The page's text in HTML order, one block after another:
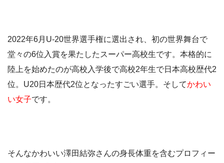
2022年6月U-20世界選手権に選出され、初の世界舞台で
堂々の6位入賞を果たしたスーパー高校生です。本格的に
陸上を始めたのが高校入学後で高校2年生で日本高校歴代2
位。U20日本歴代2位となったすごい選手。そしてかわい
い女子です。
そんなかわいい澤田結弥さんの身長体重を含むプロフィー